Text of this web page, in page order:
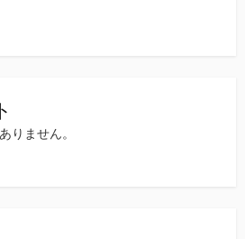
りません。